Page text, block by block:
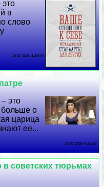
в
слово
16 07 2026 1:19:44
это
больше о
царица
ее...
15 07 2026 9:20:12
советских тюрьмах